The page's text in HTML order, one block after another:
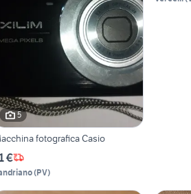
5
fotografica Casio
€
(PV)